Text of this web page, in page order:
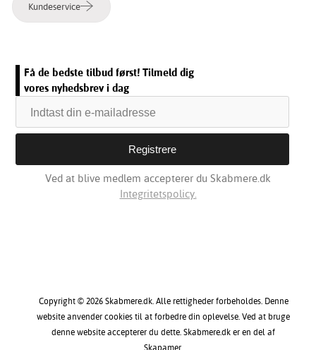
Kundeservice
Få de bedste tilbud først! Tilmeld dig
vores nyhedsbrev i dag
Ved at blive medlem accepterer du Skabmere.dk
Integritetspolicy.
Copyright © 2026 Skabmere.dk. Alle rettigheder forbeholdes. Denne
website anvender cookies til at forbedre din oplevelse. Ved at bruge
denne website accepterer du dette. Skabmere.dk er en del af
Skapamer.